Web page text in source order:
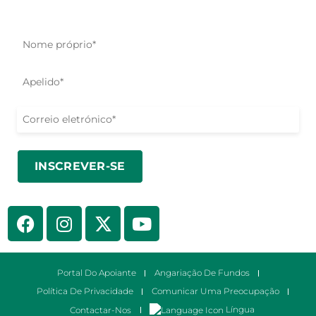
Portal Do Apoiante
Angariação De Fundos
Política De Privacidade
Comunicar Uma Preocupação
Contactar-Nos
Língua